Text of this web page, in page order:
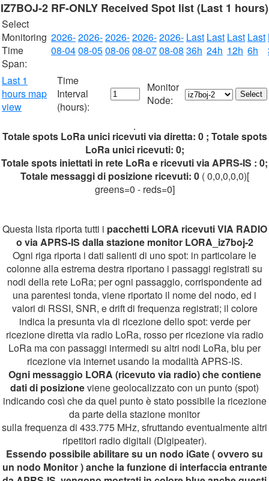
IZ7BOJ-2 RF-ONLY Received Spot list (Last 1 hours)
Select
Monitoring
Time
Span:
2026-
08-04
2026-
08-05
2026-
08-06
2026-
08-07
2026-
08-08
Last
36h
Last
24h
Last
12h
Last
6h
Last 1
hours map
view
Time
Interval
(hours):
Monitor
Node:
Totale spots LoRa unici ricevuti via diretta: 0 ; Totale spots
LoRa unici ricevuti: 0;
Totale spots iniettati in rete LoRa e ricevuti via APRS-IS : 0;
Totale messaggi di posizione ricevuti: 0( 0,0,0,0,0)[
greens=0 - reds=0]
Questa lista riporta tutti i pacchetti LORA ricevuti VIA RADIO
o via APRS-IS dalla stazione monitor LORA_iz7boj-2
Ogni riga riporta i dati salienti di uno spot: in particolare le
colonne alla estrema destra riportano i passaggi registrati su
nodi della rete LoRa; per ogni passaggio, corrispondente ad
una parentesi tonda, viene riportato il nome del nodo, ed i
valori di RSSI, SNR, e drift di frequenza registrati; il colore
indica la presunta via di ricezione dello spot: verde per
ricezione diretta via radio LoRa, rosso per ricezione via radio
LoRa ma con passaggi intermedi su altri nodi LoRa, blu per
ricezione via internet usando la modalità APRS-IS.
Ogni messaggio LORA (ricevuto via radio) che contiene
dati di posizioneviene geolocalizzato con un punto (spot)
indicando così che da quel punto è stato possibile la ricezione
da parte della stazione monitor
sulla frequenza di 433.775 MHz, sfruttando eventualmente altri
ripetitori radio digitali (Digipeater).
Essendo possibile abilitare su un nodo iGate ( ovvero su
un nodo Monitor ) anche la funzione di interfaccia entrante